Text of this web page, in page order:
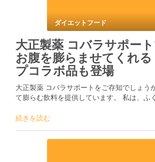
ダイエットフード
大正製薬 コバラサポー
お腹を膨らませてくれる
プコラボ品も登場
大正製薬 コバラサポートをご存知でしょう
て膨らむ飲料を提供しています。 私は、ふ
続きを読む